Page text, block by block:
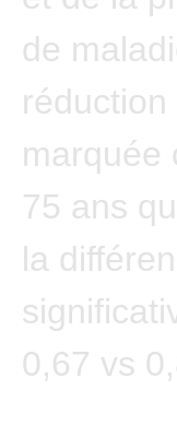
de
marquée
75 ans
la
0,67 vs